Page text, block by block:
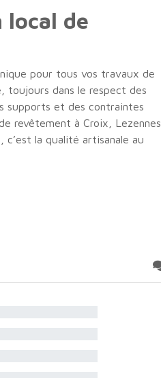
local de
pour tous vos travaux de
toujours dans le respect des
supports et des contraintes
revêtement à Croix, Lezennes
la qualité artisanale au